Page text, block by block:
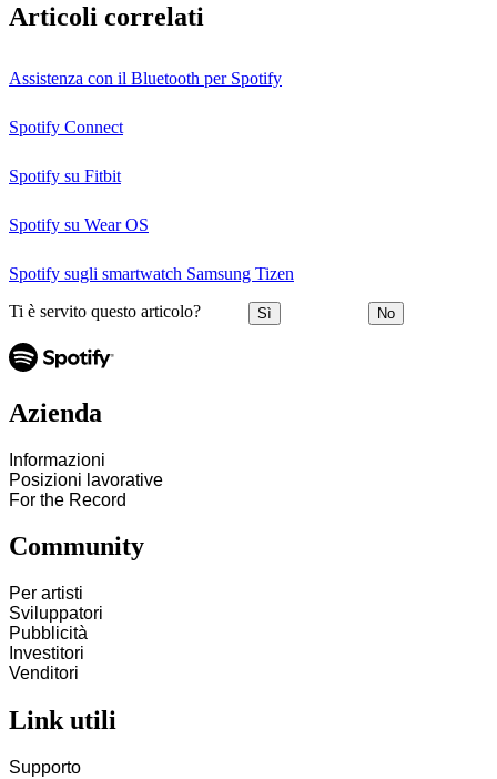
Articoli correlati
Assistenza con il Bluetooth per Spotify
Spotify Connect
Spotify su Fitbit
Spotify su Wear OS
Spotify sugli smartwatch Samsung Tizen
Ti è servito questo articolo? Sì No
Azienda
Informazioni
Posizioni lavorative
For the Record
Community
Per artisti
Sviluppatori
Pubblicità
Investitori
Venditori
Link utili
Supporto